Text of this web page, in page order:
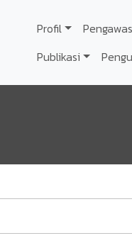
Profil
Publikasi